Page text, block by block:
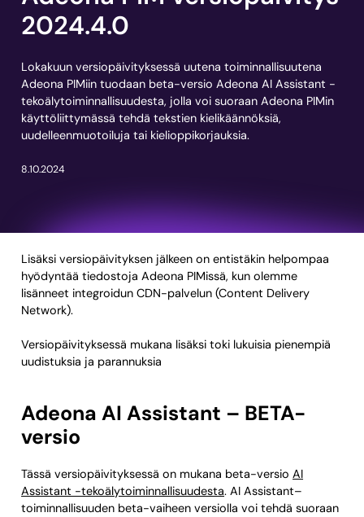
2024.4.0
Lokakuun versiopäivityksessä uutena toiminnallisuutena
Adeona PIMiin tuodaan beta-versio Adeona AI Assistant -
tekoälytoiminnallisuudesta, jolla voi suoraan Adeona PIMin
käyttöliittymässä tehdä tekstien kielikäännöksiä,
uudelleenmuotoiluja tai kielioppikorjauksia.
8.10.2024
Lisäksi versiopäivityksen jälkeen on entistäkin helpompaa
hyödyntää tiedostoja Adeona PIMissä, kun olemme
lisänneet integroidun CDN-palvelun (Content Delivery
Network).
Versiopäivityksessä mukana lisäksi toki lukuisia pienempiä
uudistuksia ja parannuksia
Adeona AI Assistant – BETA-
versio
Tässä versiopäivityksessä on mukana beta-versioAI
Assistant -tekoälytoiminnallisuudesta. AI Assistant–
toiminnallisuuden beta-vaiheen versiolla voi tehdä suoraan